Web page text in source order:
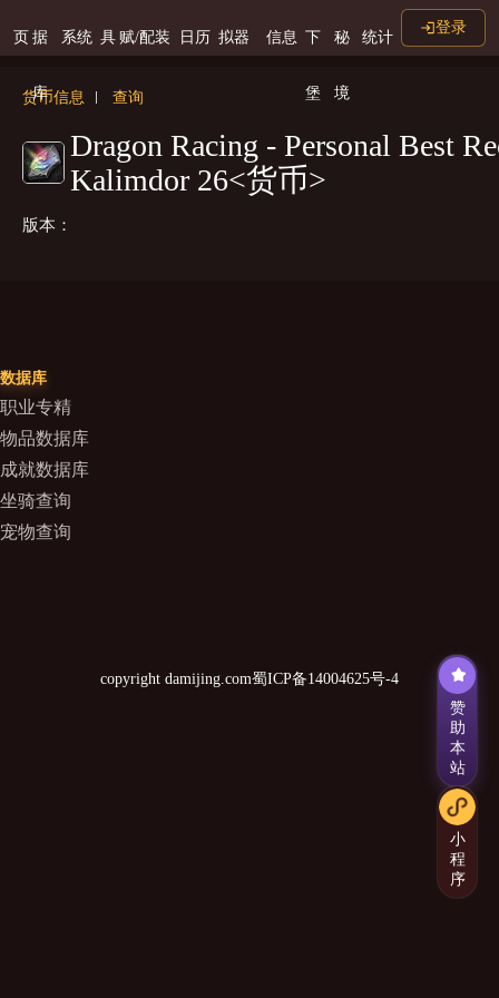
页 据
库
系统 具 赋/配装 日历 拟器 信息 下
堡
秘
境
统计
登录
货币信息 查询
Dragon Racing - Personal Best
Kalimdor 26<货币>
版本：
数据库
职业专精
物品数据库
成就数据库
坐骑查询
宠物查询
copyright damijing.com蜀ICP备14004625号-4
赞
助
本
站
小
程
序